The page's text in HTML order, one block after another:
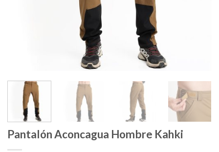
Pantalón Aconcagua Hombre Kahki